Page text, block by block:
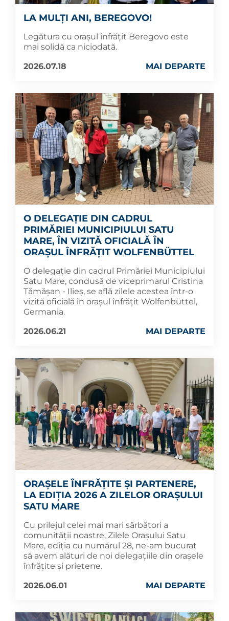
LA MULȚI ANI, BEREGOVO!
Legătura cu orașul înfrățit Beregovo este
mai solidă ca niciodată.
2026.07.18
MAI DEPARTE
O DELEGAȚIE DIN CADRUL
PRIMĂRIEI MUNICIPIULUI SATU
MARE, ÎN VIZITĂ OFICIALĂ ÎN
ORAȘUL ÎNFRĂȚIT WOLFENBÜTTEL
O delegație din cadrul Primăriei Municipiului
Satu Mare, condusă de viceprimarul Cristina
Tămășan - Ilieș, se află zilele acestea într-o
vizită oficială în orașul înfrățit Wolfenbüttel,
Germania.
2026.06.21
MAI DEPARTE
ORAȘELE ÎNFRĂȚITE ȘI PARTENERE,
LA EDIȚIA 2026 A ZILELOR ORAȘULUI
SATU MARE
Cu prilejul celei mai mari sărbători a
comunității noastre, Zilele Orașului Satu
Mare, ediția cu numărul 28, ne-am bucurat
să avem alături de noi delegațiile din orașele
înfrățite și prietene.
2026.06.01
MAI DEPARTE